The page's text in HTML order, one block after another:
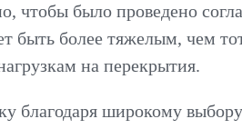
чтобы было проведено
быть более тяжелым, чем
на перекрытия.
благодаря широкому